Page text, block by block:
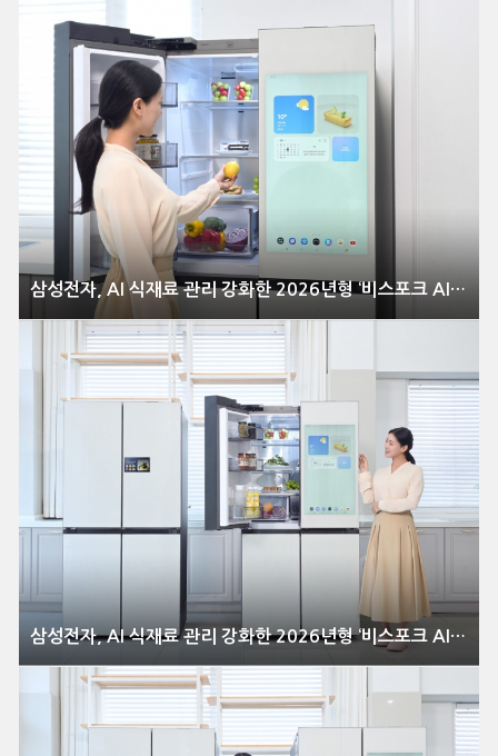
삼성전자, AI 식재료 관리 강화한 2026년형 ‘비스포크 AI 패밀리허브’ 냉장고 출시
삼성전자, AI 식재료 관리 강화한 2026년형 ‘비스포크 AI 패밀리허브’ 냉장고 출시